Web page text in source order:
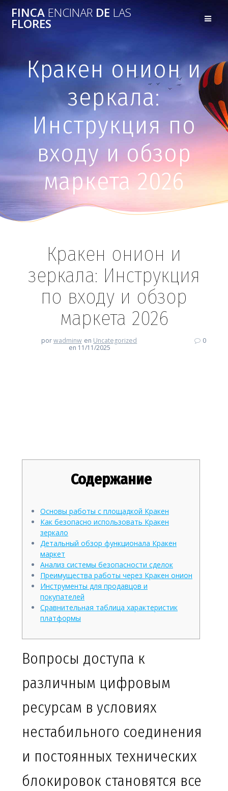
FINCA ENCINAR DE LAS
FLORES
Кракен онион и
зеркала:
Инструкция по
входу и обзор
маркета 2026
Кракен онион и
зеркала: Инструкция
по входу и обзор
маркета 2026
porwadminw en Uncategorized
en 11/11/2025
0
Содержание
Основы работы с площадкой Кракен
Как безопасно использовать Кракен
зеркало
Детальный обзор функционала Кракен
маркет
Анализ системы безопасности сделок
Преимущества работы через Кракен онион
Инструменты для продавцов и
покупателей
Сравнительная таблица характеристик
платформы
Вопросы доступа к
различным цифровым
ресурсам в условиях
нестабильного соединения
и постоянных технических
блокировок становятся все